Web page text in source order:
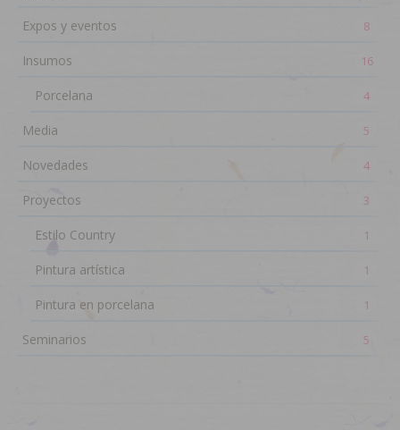
Expos y eventos 8
Insumos 16
Porcelana 4
Media 5
Novedades 4
Proyectos 3
Estilo Country 1
Pintura artística 1
Pintura en porcelana 1
Seminarios 5